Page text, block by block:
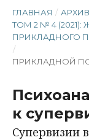
ГЛАВНАЯ /
ТОМ 2 № 4
ПРИКЛАДНОГО
/
ПРИКЛАДНОЙ
к
Супервизии